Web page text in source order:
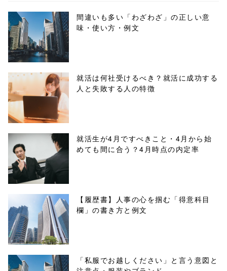
ml/wp-
content/themes
/tapbiz_theme/
parts/sns-
buttons.php on
line10
/1040359"
onclick="windo
w.open(this.hre
f, 'Gwindow',
'width=550,
height=450,
menubar=no,
間違いも多い「わざわざ」の正しい意
味・使い方・例文
就活は何社受けるべき？就活に成功する
人と失敗する人の特徴
就活生が4月ですべきこと・4月から始
めても間に合う？4月時点の内定率
【履歴書】人事の心を掴む「得意科目
欄」の書き方と例文
「私服でお越しください」と言う意図と